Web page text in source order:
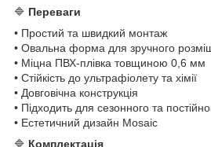
🔷 Переваги
• Простий та швидкий монтаж
• Овальна форма для зручного
• Міцна ПВХ-плівка товщиною 0,6 мм
• Стійкість до ультрафіолету та хімії
• Довговічна конструкція
• Підходить для сезонного та
• Естетичний дизайн Mosaic
🔷 Комплектація